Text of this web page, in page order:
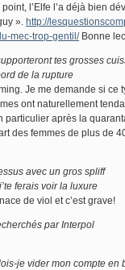
l’Elfe l’a déjà bien
». http://
mec-trop-gentil/Bonne
tes grosses
de la rupture
Je me demande si ce
ont naturellement
particulier après la
des femmes de plus de
avec un gros spliff
ferais voir la luxure
de viol et c’est grave!
par Interpol
je vider mon compte en